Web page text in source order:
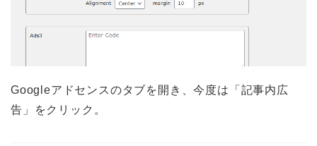
Googleアドセンスのタブを開き、今度は「記事内広
告」をクリック。